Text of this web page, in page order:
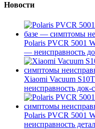
Новости
Polaris PVCR 5001
— неисправность
Xiaomi Vacuum
неисправность док-
Polaris PVCR 5001
неисправность